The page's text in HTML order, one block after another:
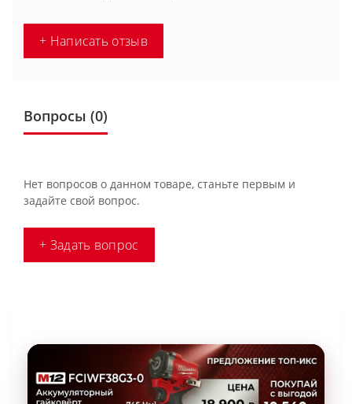
+ Написать отзыв
Вопросы (0)
Нет вопросов о данном товаре, станьте первым и
задайте свой вопрос.
+ Задать вопрос